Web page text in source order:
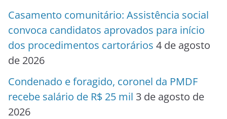
Casamento comunitário: Assistência social
convoca candidatos aprovados para início
dos procedimentos cartorários 4 de agosto
de 2026
Condenado e foragido, coronel da PMDF
recebe salário de R$ 25 mil 3 de agosto de
2026